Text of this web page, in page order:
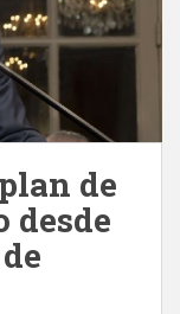
de
desde